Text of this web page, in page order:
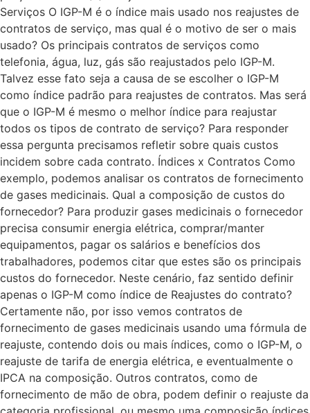
Serviços O IGP-M é o índice mais usado nos reajustes de
contratos de serviço, mas qual é o motivo de ser o mais
usado? Os principais contratos de serviços como
telefonia, água, luz, gás são reajustados pelo IGP-M.
Talvez esse fato seja a causa de se escolher o IGP-M
como índice padrão para reajustes de contratos. Mas será
que o IGP-M é mesmo o melhor índice para reajustar
todos os tipos de contrato de serviço? Para responder
essa pergunta precisamos refletir sobre quais custos
incidem sobre cada contrato. Índices x Contratos Como
exemplo, podemos analisar os contratos de fornecimento
de gases medicinais. Qual a composição de custos do
fornecedor? Para produzir gases medicinais o fornecedor
precisa consumir energia elétrica, comprar/manter
equipamentos, pagar os salários e benefícios dos
trabalhadores, podemos citar que estes são os principais
custos do fornecedor. Neste cenário, faz sentido definir
apenas o IGP-M como índice de Reajustes do contrato?
Certamente não, por isso vemos contratos de
fornecimento de gases medicinais usando uma fórmula de
reajuste, contendo dois ou mais índices, como o IGP-M, o
reajuste de tarifa de energia elétrica, e eventualmente o
IPCA na composição. Outros contratos, como de
fornecimento de mão de obra, podem definir o reajuste da